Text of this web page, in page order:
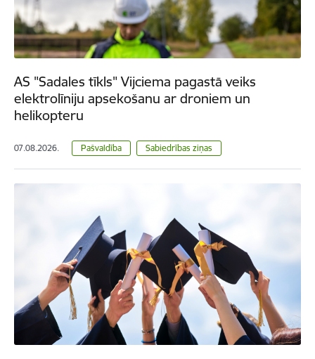
AS "Sadales tīkls" Vijciema pagastā veiks
elektrolīniju apsekošanu ar droniem un
helikopteru
07.08.2026. Pašvaldība Sabiedrības ziņas